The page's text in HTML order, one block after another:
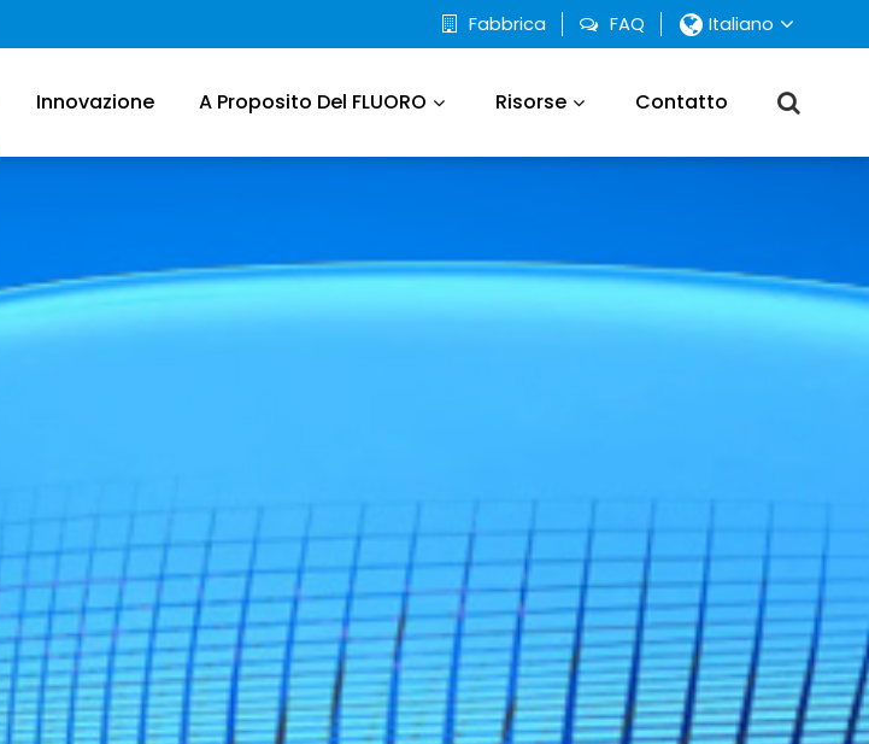
Fabbrica FAQ Italiano
Innovazione A Proposito Del FLUORO Risorse Contatto